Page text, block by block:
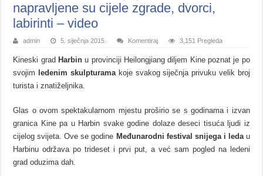
napravljene su cijele zgrade, dvorci,
labirinti – video
admin 5. siječnja 2015. Komentiraj 3,151 Pregleda
Kineski grad Harbinu provinciji Heilongjiang diljem Kine poznat je po
svojim
ledenim skulpturamakoje svakog siječnja privuku velik broj
turista i znatiželjnika.
Glas o ovom spektakularnom mjestu proširio se s godinama i izvan
granica Kine pa u Harbin svake godine dolaze deseci tisuća ljudi iz
cijelog svijeta. Ove se godine Međunarodni festival snijega i ledau
Harbinu održava po trideset i prvi put, a već sam pogled na ledeni
grad oduzima dah.